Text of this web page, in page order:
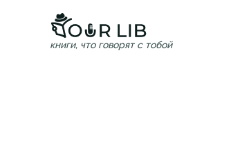
книги, что говорят с тобой